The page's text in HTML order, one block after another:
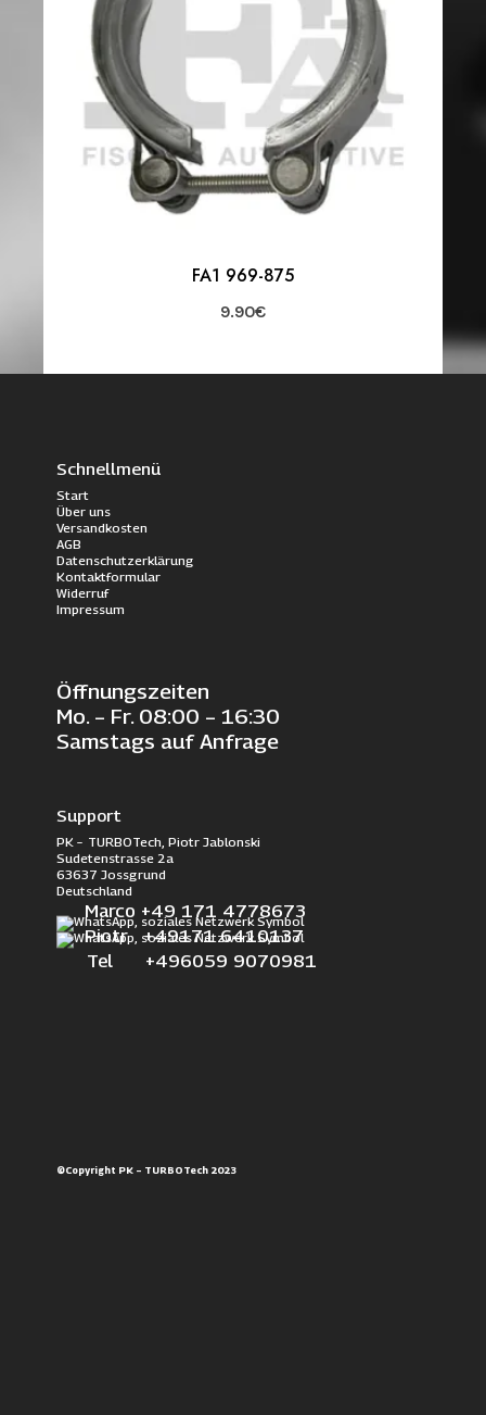
FA1 969-875
9.90€
Schnellmenü
Start
Über uns
Versandkosten
AGB
Datenschutzerklärung
Kontaktformular
Widerruf
Impressum
Öffnungszeiten
Mo. – Fr. 08:00 – 16:30
Samstags auf Anfrage
Support
PK – TURBOTech, Piotr Jablonski
Sudetenstrasse 2a
63637 Jossgrund
Deutschland
Marco +49 171 4778673
Piotr +49171 6410137
Tel +496059 9070981
©Copyright PK – TURBOTech 2023